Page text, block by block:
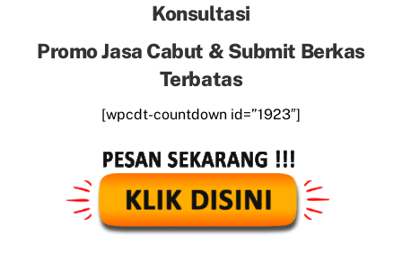
Konsultasi
Promo Jasa Cabut & Submit Berkas
Terbatas
[wpcdt-countdown id=”1923″]